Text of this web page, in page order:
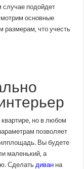
случае подойдет
основные
размерам, что учесть
но в любом
позволяет
Вы будете
маленький, а
Сделатьдиван на